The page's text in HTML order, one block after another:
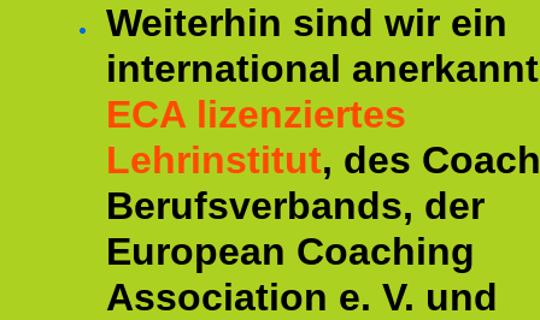
Weiterhin sind wir ein
international
ECA lizenziertes
Lehrinstitut, des
Berufsverbands, der
European Coaching
Association e. V. und